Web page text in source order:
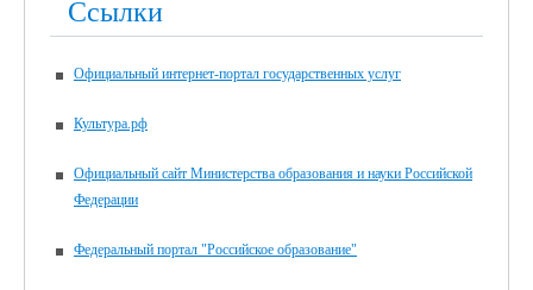
Ссылки
Официальный интернет-портал государственных услуг
Культура.рф
Официальный сайт Министерства образования и науки Российской
Федерации
Федеральный портал "Российское образование"